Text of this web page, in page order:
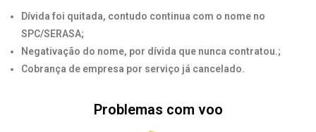
Dívida foi quitada, contudo continua com o nome no
SPC/SERASA;
Negativação do nome, por dívida que nunca contratou.;
Cobrança de empresa por serviço já cancelado.
Problemas com voo